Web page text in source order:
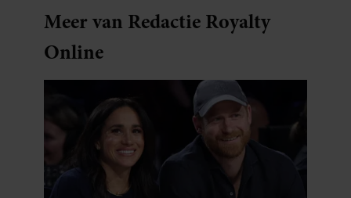
Meer van Redactie Royalty
Online